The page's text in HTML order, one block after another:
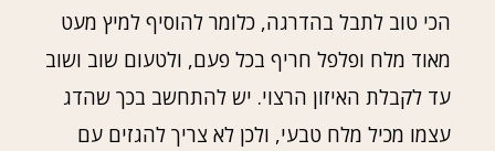
הכי טוב לתבל בהדרגה, כלומר להוסיף למיץ מעט
מאוד מלח ופלפל חריף בכל פעם, ולטעום שוב ושוב
עד לקבלת האיזון הרצוי. יש להתחשב בכך שהדג
עצמו מכיל מלח טבעי, ולכן לא צריך להגזים עם